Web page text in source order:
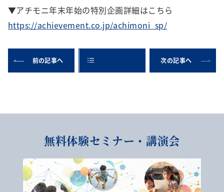
▼アチモニ年末年始の特別企画詳細はこちら
https://achievement.co.jp/achimoni_sp/
前の記事へ 次の記事へ
無料体験セミナー・講演会